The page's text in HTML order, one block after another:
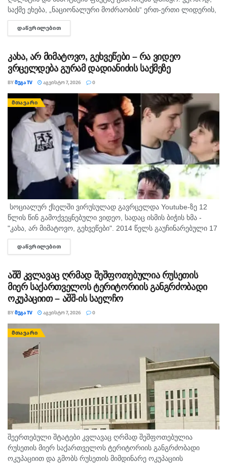
საქმე ეხება, „ნაციონალური მოძრაობის“ ერთ-ერთი ლიდერის,
გიორგი ბარამიძის მიერ იაგო ხვიჩიასთვის მიცემულ
ინტერვიუს, სადაც ის აღნიშნავს, რომ რომ აფხაზეთში...
ᲓᲐᲬᲕᲠᲘᲚᲔᲑᲘᲗ
კახა, არ მიმატოვო, გეხვეწები – რა ვიდეო
ვრცელდება გურამ დადიანიძის საქმეზე
BYᲛᲔᲒᲐ TV ᲐᲒᲕᲘᲡᲢᲝ 7, 2026 0
ᲛᲗᲐᲕᲐᲠᲘ
სოციალურ ქსელში ვირუსულად გავრცელდა Youtube-ზე 12
წლის წინ გამოქვეყნებული ვიდეო, სადაც ისმის ბიჭის ხმა -
"კახა, არ მიმატოვო, გეხვეწები". 2014 წელს გაუჩინარებული 17
წლის გურამ დადიანიძის დედა, სოფიო ბიბილაშვილი
აცხადებს,...
ᲓᲐᲬᲕᲠᲘᲚᲔᲑᲘᲗ
აშშ კვლავაც ღრმად შეშფოთებულია რუსეთის
მიერ საქართველოს ტერიტორიის განგრძობადი
ოკუპაციით – აშშ-ის საელჩო
BYᲛᲔᲒᲐ TV ᲐᲒᲕᲘᲡᲢᲝ 7, 2026 0
ᲛᲗᲐᲕᲐᲠᲘ
შეერთებული შტატები კვლავაც ღრმად შეშფოთებულია
რუსეთის მიერ საქართველოს ტერიტორიის განგრძობადი
ოკუპაციით და გმობს რუსეთის მიმდინარე ოკუპაციის